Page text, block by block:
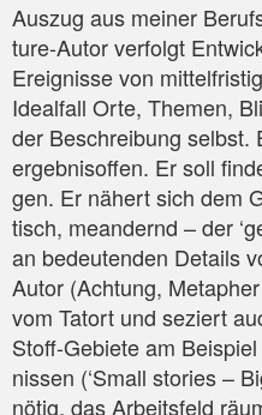
Aus­zug aus mei­ner
ture-Autor ver­folgt
Ereig­nis­se von
Ide­al­fall Orte, The­men,
der Beschrei­bung selbst.
ergeb­nis­of­fen. Er soll
gen. Er nähert sich dem
tisch, mean­dernd – der
an bedeu­ten­den Details
Autor (Ach­tung,
vom Tat­ort und seziert
Stoff-Gebie­te am
nis­sen (‘Small sto­ries –
nötig, das Arbeits­feld